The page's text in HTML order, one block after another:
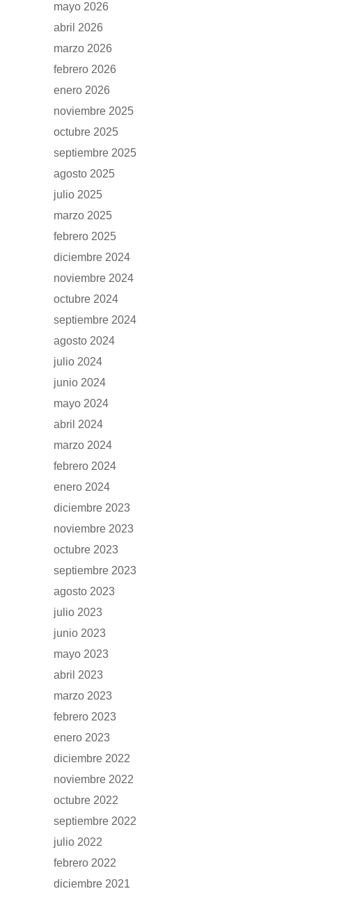
mayo 2026
abril 2026
marzo 2026
febrero 2026
enero 2026
noviembre 2025
octubre 2025
septiembre 2025
agosto 2025
julio 2025
marzo 2025
febrero 2025
diciembre 2024
noviembre 2024
octubre 2024
septiembre 2024
agosto 2024
julio 2024
junio 2024
mayo 2024
abril 2024
marzo 2024
febrero 2024
enero 2024
diciembre 2023
noviembre 2023
octubre 2023
septiembre 2023
agosto 2023
julio 2023
junio 2023
mayo 2023
abril 2023
marzo 2023
febrero 2023
enero 2023
diciembre 2022
noviembre 2022
octubre 2022
septiembre 2022
julio 2022
febrero 2022
diciembre 2021